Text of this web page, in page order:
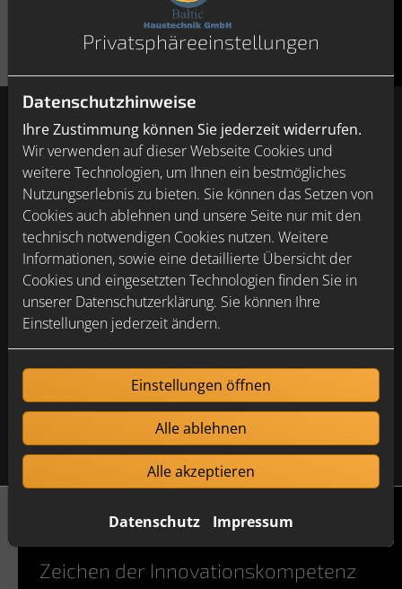
Zeichen der Innovationskompetenz
Privatsphäre­einstellungen
Datenschutzhinweise
Ihre Zustimmung können Sie jederzeit widerrufen.
Wir verwenden auf dieser Webseite Cookies und
weitere Technologien, um Ihnen ein bestmögliches
Nutzungserlebnis zu bieten. Sie können das Setzen von
Cookies auch ablehnen und unsere Seite nur mit den
technisch notwendigen Cookies nutzen. Weitere
Informationen, sowie eine detaillierte Übersicht der
Cookies und eingesetzten Technologien finden Sie in
unserer Datenschutzerklärung. Sie können Ihre
Einstellungen jederzeit ändern.
Einstellungen öffnen
Alle ablehnen
Alle akzeptieren
Datenschutz Impressum